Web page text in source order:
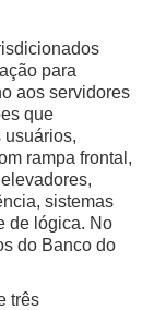
para
aos servidores
que
usuários,
rampa frontal,
sistemas
de lógica. No
do Banco do
três